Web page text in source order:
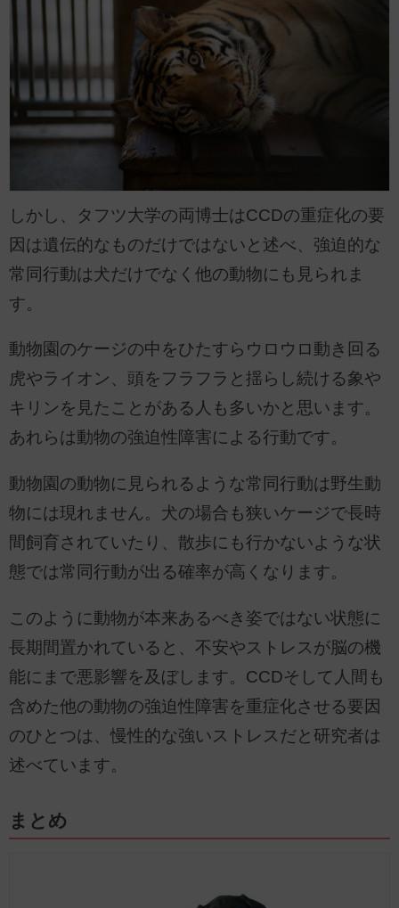
しかし、タフツ大学の両博士はCCDの重症化の要
因は遺伝的なものだけではないと述べ、強迫的な
常同行動は犬だけでなく他の動物にも見られま
す。
動物園のケージの中をひたすらウロウロ動き回る
虎やライオン、頭をフラフラと揺らし続ける象や
キリンを見たことがある人も多いかと思います。
あれらは動物の強迫性障害による行動です。
動物園の動物に見られるような常同行動は野生動
物には現れません。犬の場合も狭いケージで長時
間飼育されていたり、散歩にも行かないような状
態では常同行動が出る確率が高くなります。
このように動物が本来あるべき姿ではない状態に
長期間置かれていると、不安やストレスが脳の機
能にまで悪影響を及ぼします。CCDそして人間も
含めた他の動物の強迫性障害を重症化させる要因
のひとつは、慢性的な強いストレスだと研究者は
述べています。
まとめ